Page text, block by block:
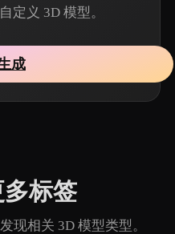
定义 3D 模型。
成
标签
现相关 3D 模型类型。